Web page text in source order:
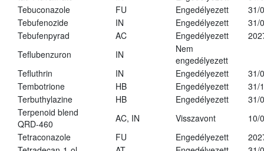
Tebuconazole
FU Engedélyezett
31/
Tebufenozide
IN Engedélyezett
31/
Tebufenpyrad
AC Engedélyezett
Teflubenzuron
IN
Nem
engedélyezett
Tefluthrin
IN Engedélyezett
31/
Tembotrione
HB Engedélyezett
31/
Terbuthylazine
HB Engedélyezett
31/
Terpenoid blend
QRD-460
AC, IN Visszavont
10/
Tetraconazole
FU Engedélyezett